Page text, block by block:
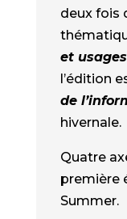
deux fois
et
l’édition
de
hivernale.
Quatre
première
Summer.